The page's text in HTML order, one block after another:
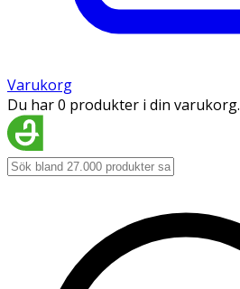
Varukorg
Du har 0 produkter i din varukorg.